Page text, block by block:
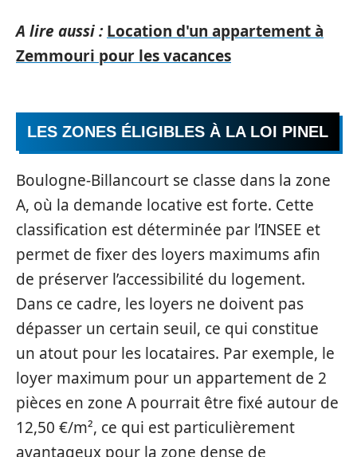
A lire aussi : Location d'un appartement à
Zemmouri pour les vacances
LES ZONES ÉLIGIBLES À LA LOI PINEL
Boulogne-Billancourt se classe dans la zone
A, où la demande locative est forte. Cette
classification est déterminée par l’INSEE et
permet de fixer des loyers maximums afin
de préserver l’accessibilité du logement.
Dans ce cadre, les loyers ne doivent pas
dépasser un certain seuil, ce qui constitue
un atout pour les locataires. Par exemple, le
loyer maximum pour un appartement de 2
pièces en zone A pourrait être fixé autour de
12,50 €/m², ce qui est particulièrement
avantageux pour la zone dense de